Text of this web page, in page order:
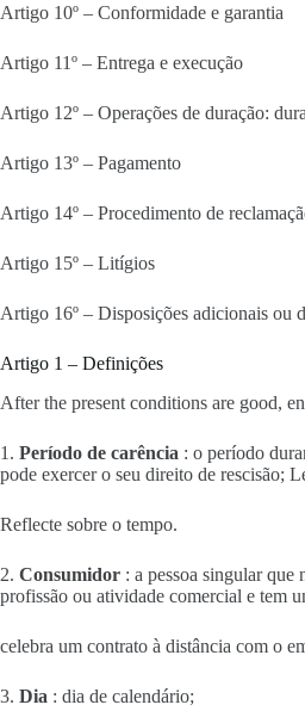
Artigo 10º – Conformidade e garantia
Artigo 11º – Entrega e execução
Artigo 12º – Operações de duração:
Artigo 13º – Pagamento
Artigo 14º – Procedimento de
Artigo 15º – Litígios
Artigo 16º – Disposições adicionais ou
Artigo 1 – Definições
After the present conditions are good,
1. Período de carência : o período
pode exercer o seu direito de rescisão;
Reflecte sobre o tempo.
2. Consumidor : a pessoa singular que
profissão ou atividade comercial e tem
celebra um contrato à distância com o
3. Dia : dia de calendário;